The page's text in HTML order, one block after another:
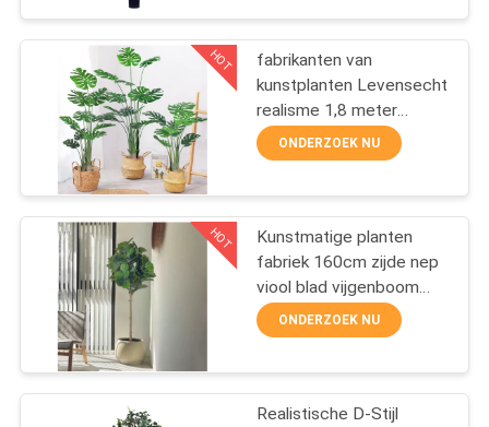
Kleine planten
Topiary
Beeldhouwwerk
62
HOT
fabrikanten van
kunstplanten​ Levensecht
realisme 1,8 meter
monstera plant​ voor
thuis- en
ONDERZOEK NU
HOT
Kunstmatige planten
fabriek 160cm zijde nep
viool blad vijgenboom
voor realistische huis en
kantoor decoratie maat
ONDERZOEK NU
Realistische D-Stijl